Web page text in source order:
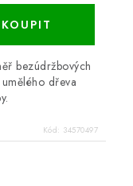
bezúdržbových
dřeva
Kód: 34570497